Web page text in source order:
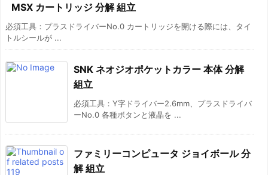
MSX カートリッジ 分解 組立
必須工具：プラスドライバーNo.0 カートリッジを開ける際には、タイ
トルシールが ...
SNK ネオジオポケットカラー 本体 分解
組立
必須工具：Y字ドライバー2.6mm、プラスドライバ
ーNo.0 各種ボタンと液晶を ...
ファミリーコンピュータ ジョイボール 分
解 組立